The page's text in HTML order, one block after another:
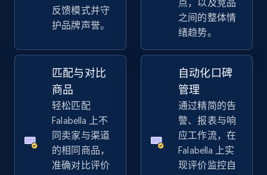
Amazon sellers info
Seller id, URL, Seller name, Description, Detailed
info, Stars, Feedbacks, Return policy, and more.
2.5K+ 立即开始
eBay
URL, Product id, Title, Seller name, Seller rating,
反馈模式并守
护品牌声誉。
点，以及竞品
之间的整体情
绪趋势。
匹配与对比
商品
轻松匹配
Falabella 上不
同卖家与渠道
的相同商品，
准确对比评价
自动化口碑
管理
通过精简的告
警、报表与响
应工作流，在
Falabella 上实
现评价监控自